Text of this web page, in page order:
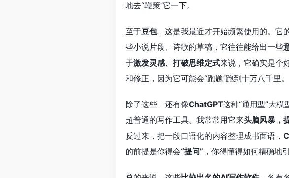
地去“鞭策”它一下。
至于豆包，这是我最近才开始频繁使用的。它
些小说片段、诗歌的草稿，它往往能给出一些
于激发灵感、打破思维定式来说，它确实是个
和修正，因为它可能会“跑题”跑到十万八千里。
除了这些，还有像ChatGPT这种“通用型”大模
超普通的写作工具。我常常用它来头脑风暴，
反过来，把一段口语化的内容整理成书面语，
的前提是你得会“提问” ，你得懂得如何精确地